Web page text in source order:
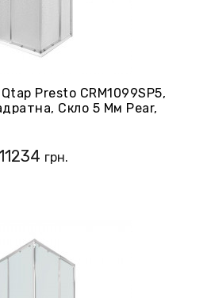
Presto CRM1099SP5,
Скло 5 Мм Pear,
грн.